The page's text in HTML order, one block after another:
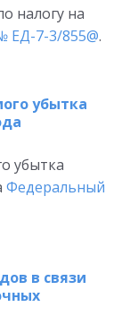
налогу на
ЕД-7-3/855@.
убытка
убытка
Федеральный
в связи